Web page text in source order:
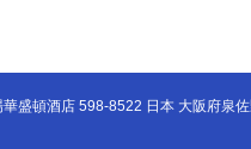
華盛頓酒店 598-8522 日本 大阪府泉